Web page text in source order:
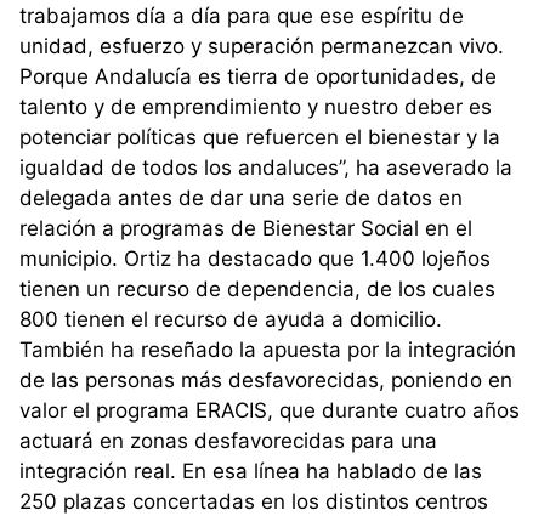
trabajamos día a día para que ese espíritu de
unidad, esfuerzo y superación permanezcan vivo.
Porque Andalucía es tierra de oportunidades, de
talento y de emprendimiento y nuestro deber es
potenciar políticas que refuercen el bienestar y la
igualdad de todos los andaluces”, ha aseverado la
delegada antes de dar una serie de datos en
relación a programas de Bienestar Social en el
municipio. Ortiz ha destacado que 1.400 lojeños
tienen un recurso de dependencia, de los cuales
800 tienen el recurso de ayuda a domicilio.
También ha reseñado la apuesta por la integración
de las personas más desfavorecidas, poniendo en
valor el programa ERACIS, que durante cuatro años
actuará en zonas desfavorecidas para una
integración real. En esa línea ha hablado de las
250 plazas concertadas en los distintos centros